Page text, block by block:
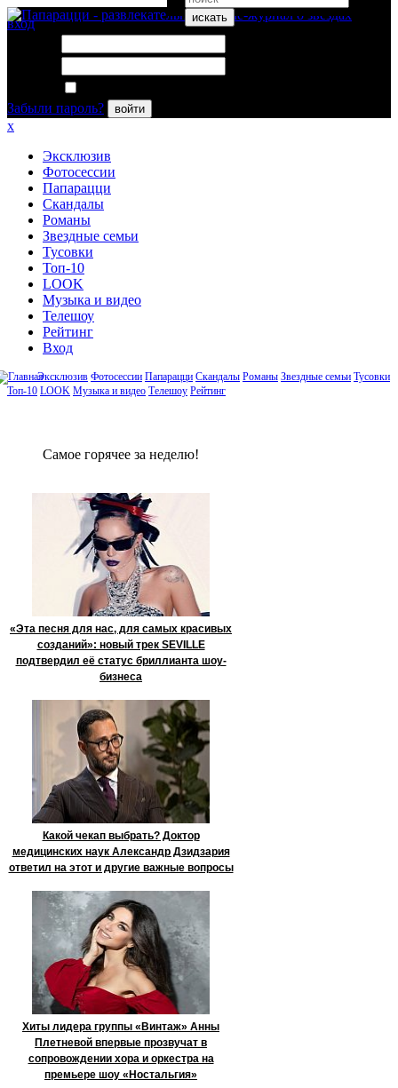
искать
вход
Забыли пароль?
войти
x
Эксклюзив
Фотосессии
Папарацци
Скандалы
Романы
Звездные семьи
Тусовки
Топ-10
LOOK
Музыка и видео
Телешоу
Рейтинг
Вход
Эксклюзив Фотосессии Папарацци Скандалы Романы Звездные семьи Тусовки
Топ-10 LOOK Музыка и видео Телешоу Рейтинг
Сaмое гoрячее за неделю!
«Эта песня для нас, для самых красивых
созданий»: новый трек SEVILLE
подтвердил её статус бриллианта шоу-
бизнеса
Какой чекап выбрать? Доктор
медицинских наук Александр Дзидзария
ответил на этот и другие важные вопросы
Хиты лидера группы «Винтаж» Анны
Плетневой впервые прозвучат в
сопровождении хора и оркестра на
премьере шоу «Ностальгия»